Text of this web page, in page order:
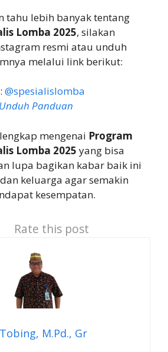
tahu lebih banyak tentang
Lomba 2025, silakan
resmi atau unduh
melalui link berikut:
@spesialislomba
Unduh Panduan
mengenai Program
Lomba 2025 yang bisa
lupa bagikan kabar baik ini
keluarga agar semakin
kesempatan.
Rate this post
M.Pd., Gr